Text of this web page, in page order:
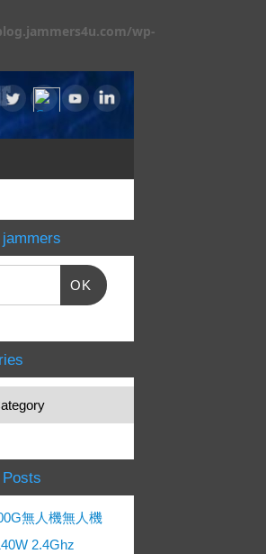
wp-
OK
無人機無人機
2.4Ghz